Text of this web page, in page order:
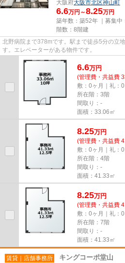
大阪府大阪市北区神山町
6.6万円～8.25万円
築年数：築52年 ｜募集中
階数：8階建
北野病院まで378mです。駅まで徒歩5分の立
す。エレベーターがある物件です。
6.6万円
(管理費・共益費
敷：0ヶ月｜礼：0
所在階：3階
間取り：-
面積：33.06㎡
8.25万円
(管理費・共益費
敷：0ヶ月｜礼：0
所在階：4階
間取り：-
面積：41.33㎡
8.25万円
(管理費・共益費
敷：0ヶ月｜礼：0
所在階：7階
間取り：-
面積：41.33㎡
賃貸｜店舗事務所 キングコーポ堂山